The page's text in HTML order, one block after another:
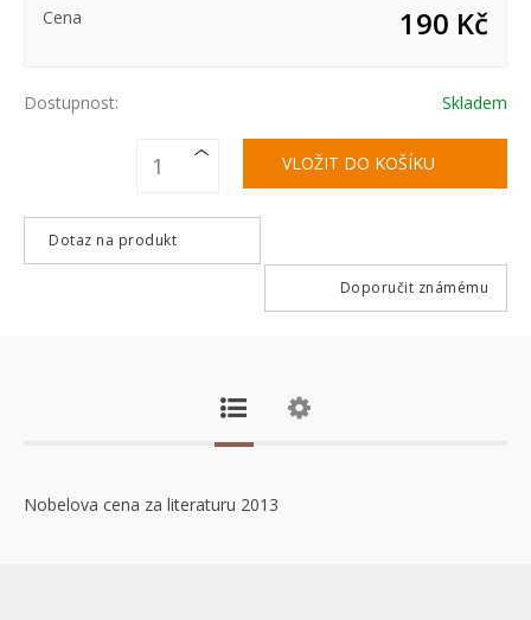
Cena 190 Kč
Dostupnost: Skladem
Dotaz na produkt
Doporučit známému
Nobelova cena za literaturu 2013